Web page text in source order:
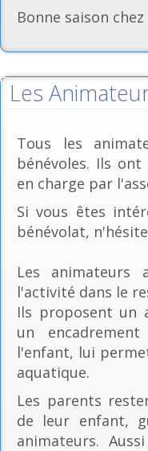
Bonne saison
Les
Tous les
bénévoles. Ils
en charge par
Si vous êtes
bénévolat,
Les animateurs
l'activité dans le
Ils proposent un
un
l'enfant, lui
aquatique.
Les parents
de leur enfant,
animateurs.